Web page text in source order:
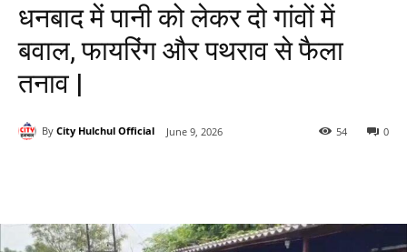
धनबाद में पानी को लेकर दो गांवों में
बवाल, फायरिंग और पथराव से फैला
तनाव |
By City Hulchul Official June 9, 2026 0
54